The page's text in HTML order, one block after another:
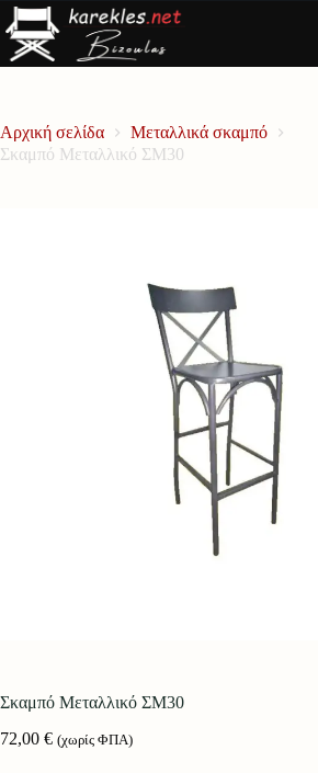
Μετάβαση
στο
περιεχόμενο
Αρχική σελίδα
Μεταλλικά σκαμπό
Σκαμπό Μεταλλικό ΣΜ30
Σκαμπό Μεταλλικό ΣΜ30
72,00 € (χωρίς ΦΠΑ)